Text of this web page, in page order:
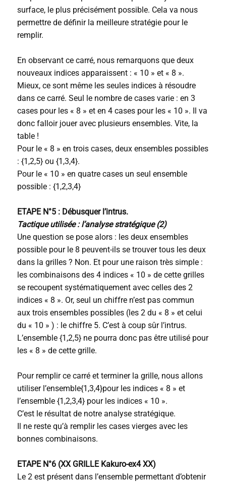
surface, le plus précisément possible. Cela va nous
permettre de définir la meilleure stratégie pour le
remplir.
En observant ce carré, nous remarquons que deux
nouveaux indices apparaissent : « 10 » et « 8 ».
Mieux, ce sont même les seules indices à résoudre
dans ce carré. Seul le nombre de cases varie : en 3
cases pour les « 8 » et en 4 cases pour les « 10 ». Il va
donc falloir jouer avec plusieurs ensembles. Vite, la
table !
Pour le « 8 » en trois cases, deux ensembles possibles
: {1,2,5} ou {1,3,4}.
Pour le « 10 » en quatre cases un seul ensemble
possible : {1,2,3,4}
ETAPE N°5 : Débusquer l’intrus.
Tactique utilisée : l’analyse stratégique (2)
Une question se pose alors : les deux ensembles
possible pour le 8 peuvent-ils se trouver tous les deux
dans la grilles ? Non. Et pour une raison très simple :
les combinaisons des 4 indices « 10 » de cette grilles
se recoupent systématiquement avec celles des 2
indices « 8 ». Or, seul un chiffre n’est pas commun
aux trois ensembles possibles (les 2 du « 8 » et celui
du « 10 » ) : le chiffre 5. C’est à coup sûr l’intrus.
L’ensemble {1,2,5} ne pourra donc pas être utilisé pour
les « 8 » de cette grille.
Pour remplir ce carré et terminer la grille, nous allons
utiliser l’ensemble{1,3,4}pour les indices « 8 » et
l’ensemble {1,2,3,4} pour les indices « 10 ».
C’est le résultat de notre analyse stratégique.
Il ne reste qu’à remplir les cases vierges avec les
bonnes combinaisons.
ETAPE N°6 (XX GRILLE Kakuro-ex4 XX)
Le 2 est présent dans l’ensemble permettant d’obtenir